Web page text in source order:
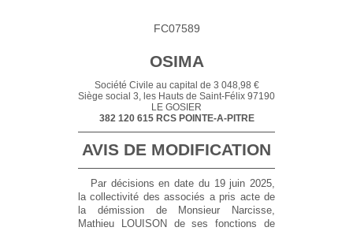
FC07589
OSIMA
Société Civile au capital de 3 048,98 €
Siège social 3, les Hauts de Saint-Félix 97190
LE GOSIER
382 120 615 RCS POINTE-A-PITRE
AVIS DE MODIFICATION
Par décisions en date du 19 juin 2025,
la collectivité des associés a pris acte de
la démission de Monsieur Narcisse,
Mathieu LOUISON de ses fonctions de